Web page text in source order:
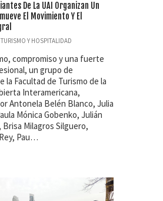
De La UAI Organizan Un
El Movimiento Y El
TURISMO Y HOSPITALIDAD
compromiso y una fuerte
un grupo de
la Facultad de Turismo de la
Interamericana,
Antonela Belén Blanco, Julia
Mónica Gobenko, Julián
Milagros Silguero,
Pau…